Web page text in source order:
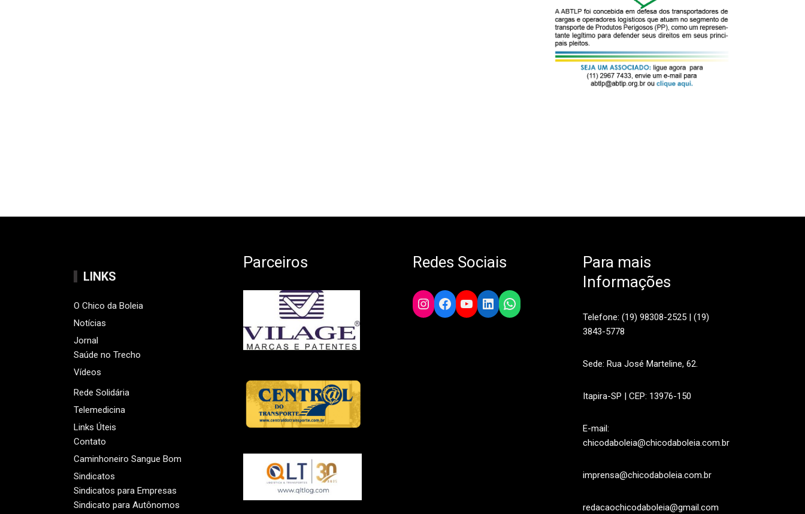
LINKS
O Chico da Boleia
Notícias
Jornal
Saúde no Trecho
Vídeos
Rede Solidária
Telemedicina
Links Úteis
Contato
Caminhoneiro Sangue Bom
Sindicatos
Sindicatos para Empresas
Sindicato para Autônomos
Parceiros Redes Sociais
Instagram
Facebook
YouTube
LinkedIn
WhatsApp
Para mais
Informações
Telefone: (19) 98308-2525 | (19)
3843-5778
Sede: Rua José Marteline, 62.
Itapira-SP | CEP: 13976-150
E-mail:
chicodaboleia@chicodaboleia.com.br
imprensa@chicodaboleia.com.br
redacaochicodaboleia@gmail.com